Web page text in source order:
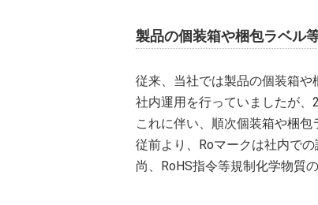
製品の個装箱や梱包ラベル
従来、当社では製品の個装箱や
社内運用を行っていましたが、
これに伴い、順次個装箱や梱包
従前より、Roマークは社内で
尚、RoHS指令等規制化学物質